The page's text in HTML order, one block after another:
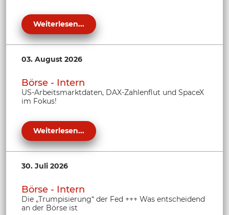
Weiterlesen...
03. August 2026
Börse - Intern
US-Arbeitsmarktdaten, DAX-Zahlenflut und SpaceX
im Fokus!
Weiterlesen...
30. Juli 2026
Börse - Intern
Die „Trumpisierung“ der Fed +++ Was entscheidend
an der Börse ist